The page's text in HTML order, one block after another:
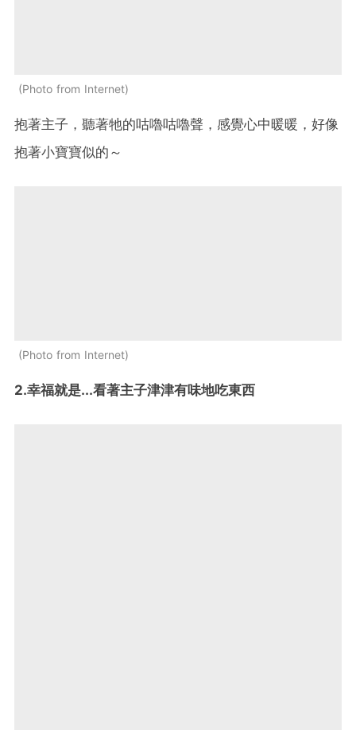
Photo from Internet
抱著主子，聽著牠的咕嚕咕嚕聲，感覺心中暖暖，好像
抱著小寶寶似的～
Photo from Internet
2.幸福就是...看著主子津津有味地吃東西